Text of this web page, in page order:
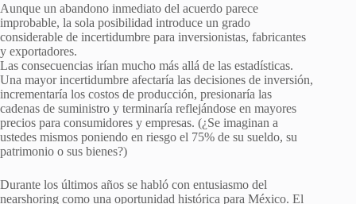
Aunque un abandono inmediato del acuerdo parece
improbable, la sola posibilidad introduce un grado
considerable de incertidumbre para inversionistas, fabricantes
y exportadores.
Las consecuencias irían mucho más allá de las estadísticas.
Una mayor incertidumbre afectaría las decisiones de inversión,
incrementaría los costos de producción, presionaría las
cadenas de suministro y terminaría reflejándose en mayores
precios para consumidores y empresas. (¿Se imaginan a
ustedes mismos poniendo en riesgo el 75% de su sueldo, su
patrimonio o sus bienes?)
Durante los últimos años se habló con entusiasmo del
nearshoring como una oportunidad histórica para México. El